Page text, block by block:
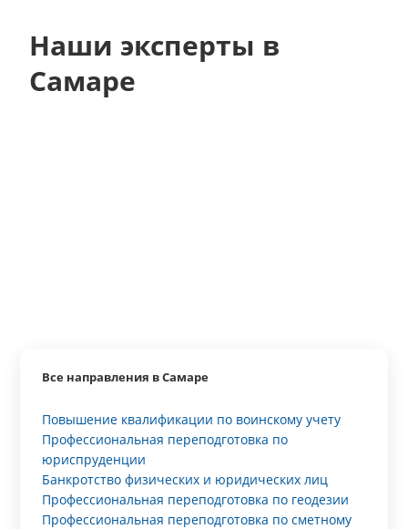
Наши эксперты в
Самаре
Все направления в Самаре
Повышение квалификации по воинскому учету
Профессиональная переподготовка по
юриспруденции
Банкротство физических и юридических лиц
Профессиональная переподготовка по геодезии
Профессиональная переподготовка по сметному